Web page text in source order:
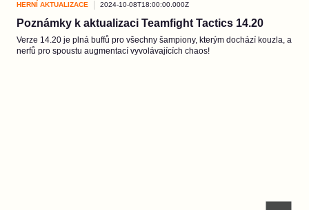
HERNÍ AKTUALIZACE 2024-10-08T18:00:00.000Z
Poznámky k aktualizaci Teamfight Tactics 14.20
Verze 14.20 je plná buffů pro všechny šampiony, kterým dochází kouzla, a
nerfů pro spoustu augmentací vyvolávajících chaos!